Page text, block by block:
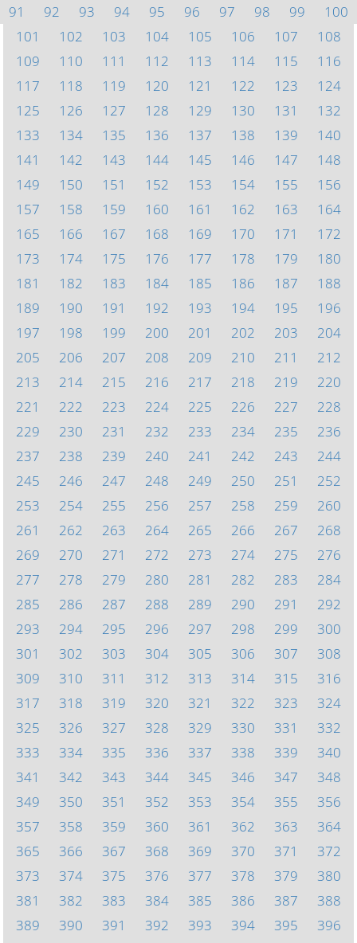
91
92 93 94 95 96 97 98 99
100
101
102 103 104 105 106 107
108
109
110 111 112 113 114 115
116
117
118 119 120 121 122 123
124
125
126 127 128 129 130 131
132
133
134 135 136 137 138 139
140
141
142 143 144 145 146 147
148
149
150 151 152 153 154 155
156
157
158 159 160 161 162 163
164
165
166 167 168 169 170 171
172
173
174 175 176 177 178 179
180
181
182 183 184 185 186 187
188
189
190 191 192 193 194 195
196
197
198 199 200 201 202 203
204
205
206 207 208 209 210 211
212
213
214 215 216 217 218 219
220
221
222 223 224 225 226 227
228
229
230 231 232 233 234 235
236
237
238 239 240 241 242 243
244
245
246 247 248 249 250 251
252
253
254 255 256 257 258 259
260
261
262 263 264 265 266 267
268
269
270 271 272 273 274 275
276
277
278 279 280 281 282 283
284
285
286 287 288 289 290 291
292
293
294 295 296 297 298 299
300
301
302 303 304 305 306 307
308
309
310 311 312 313 314 315
316
317
318 319 320 321 322 323
324
325
326 327 328 329 330 331
332
333
334 335 336 337 338 339
340
341
342 343 344 345 346 347
348
349
350 351 352 353 354 355
356
357
358 359 360 361 362 363
364
365
366 367 368 369 370 371
372
373
374 375 376 377 378 379
380
381
382 383 384 385 386 387
388
389
390 391 392 393 394 395
396